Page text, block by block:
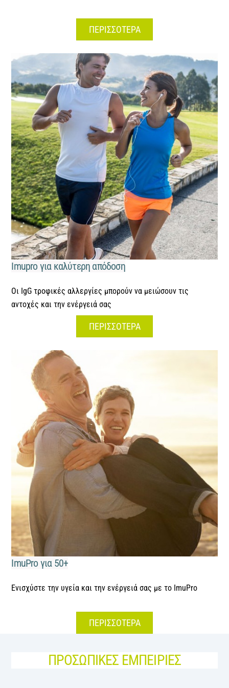
ΠΕΡΙΣΣΟΤΕΡΑ
Imupro για καλύτερη απόδοση
Οι IgG τροφικές αλλεργίες μπορούν να μειώσουν τις
αντοχές και την ενέργειά σας
ΠΕΡΙΣΣΟΤΕΡΑ
ImuPro για 50+
Ενισχύστε την υγεία και την ενέργειά σας με το ImuPro
ΠΕΡΙΣΣΟΤΕΡΑ
ΠΡΟΣΩΠΙΚΕΣ ΕΜΠΕΙΡΙΕΣ